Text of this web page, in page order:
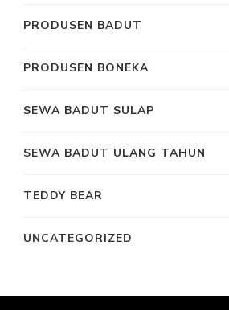
PRODUSEN BADUT
PRODUSEN BONEKA
SEWA BADUT SULAP
SEWA BADUT ULANG TAHUN
TEDDY BEAR
UNCATEGORIZED